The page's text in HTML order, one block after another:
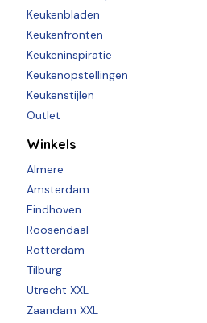
Keukenbladen
Keukenfronten
Keukeninspiratie
Keukenopstellingen
Keukenstijlen
Outlet
Winkels
Almere
Amsterdam
Eindhoven
Roosendaal
Rotterdam
Tilburg
Utrecht XXL
Zaandam XXL